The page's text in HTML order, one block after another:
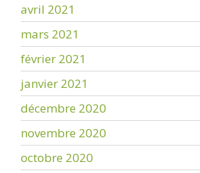
avril 2021
mars 2021
février 2021
janvier 2021
décembre 2020
novembre 2020
octobre 2020